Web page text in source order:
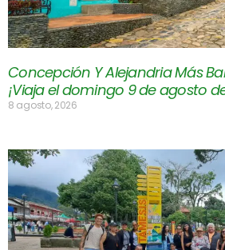
Concepción Y Alejandria Más
¡Viaja el domingo 9 de agosto
8 agosto, 2026